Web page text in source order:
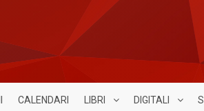
CALENDARI LIBRI DIGITALI